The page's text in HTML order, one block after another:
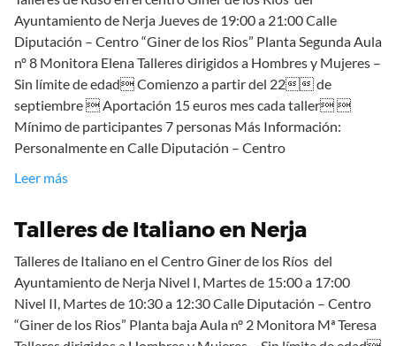
Ayuntamiento de Nerja Jueves de 19:00 a 21:00 Calle
Diputación – Centro “Giner de los Rios” Planta Segunda Aula
nº 8 Monitora Elena Talleres dirigidos a Hombres y Mujeres –
Sin límite de edad Comienzo a partir del 22 de
septiembre  Aportación 15 euros mes cada taller 
Mínimo de participantes 7 personas Más Información:
Personalmente en Calle Diputación – Centro
Leer más
Talleres de Italiano en Nerja
Talleres de Italiano en el Centro Giner de los Ríos del
Ayuntamiento de Nerja Nivel I, Martes de 15:00 a 17:00
Nivel II, Martes de 10:30 a 12:30 Calle Diputación – Centro
“Giner de los Rios” Planta baja Aula nº 2 Monitora Mª Teresa